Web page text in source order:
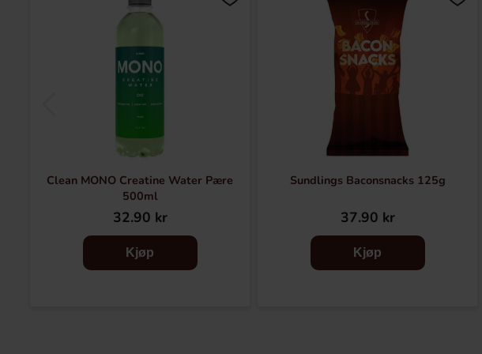
Clean MONO Creatine Water Pære
500ml
32.90 kr
Kjøp
Sundlings Baconsnacks 125g
37.90 kr
Kjøp